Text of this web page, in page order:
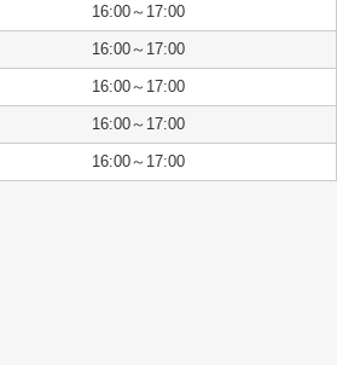
16:00～17:00
16:00～17:00
16:00～17:00
16:00～17:00
16:00～17:00